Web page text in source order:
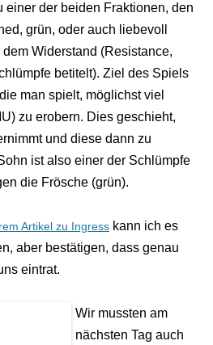
einer der beiden Fraktionen, den
grün, oder auch liebevoll
Widerstand (Resistance,
betitelt). Ziel des Spiels
man spielt, möglichst viel
zu erobern. Dies geschieht,
und diese dann zu
ist also einer der Schlümpfe
die Frösche (grün).
Artikel zu Ingress kann ich es
aber bestätigen, dass genau
eintrat.
Wir mussten am
nächsten Tag auch